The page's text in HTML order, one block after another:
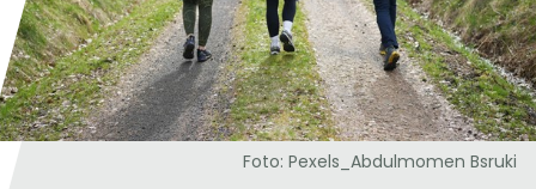
Foto: Pexels_Abdulmomen Bsruki